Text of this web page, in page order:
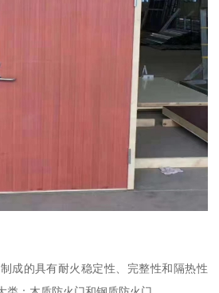
成的具有耐火稳定性、完整性和隔热性